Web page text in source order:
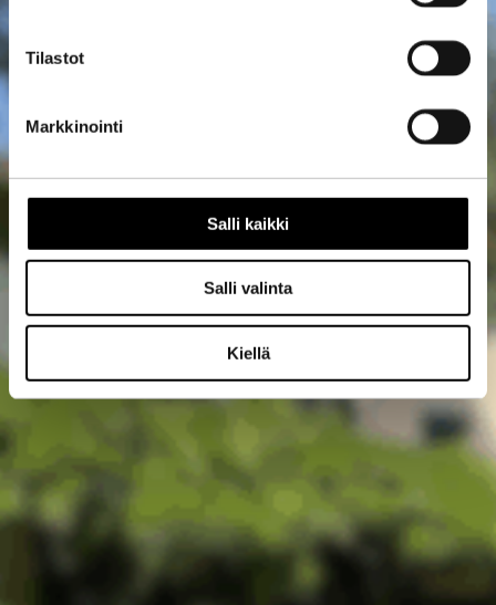
Tilastot
Markkinointi
Salli kaikki
Salli valinta
Kiellä